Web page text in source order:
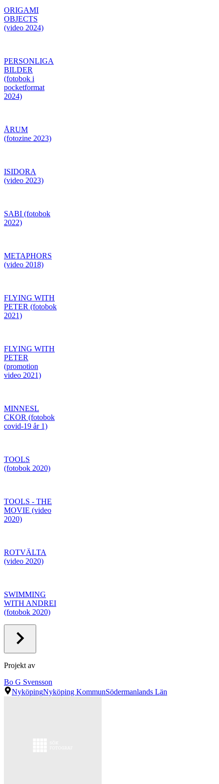
ORIGAMI
OBJECTS
(video 2024)
PERSONLIGA
BILDER
(fotobok i
pocketformat
2024)
ÅRUM
(fotozine 2023)
ISIDORA
(video 2023)
SABI (fotobok
2022)
METAPHORS
(video 2018)
FLYING WITH
PETER (fotobok
2021)
FLYING WITH
PETER
(promotion
video 2021)
MINNESL
CKOR (fotobok
covid-19 år 1)
TOOLS
(fotobok 2020)
TOOLS - THE
MOVIE (video
2020)
ROTVÄLTA
(video 2020)
SWIMMING
WITH ANDREI
(fotobok 2020)
Projekt av
Bo G Svensson
NyköpingNyköping KommunSödermanlands Län